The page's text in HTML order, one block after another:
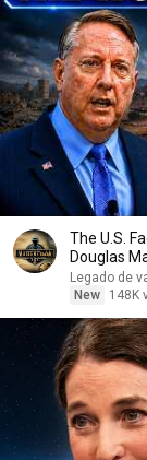
The U.S.
Douglas
Legado de
New
148K